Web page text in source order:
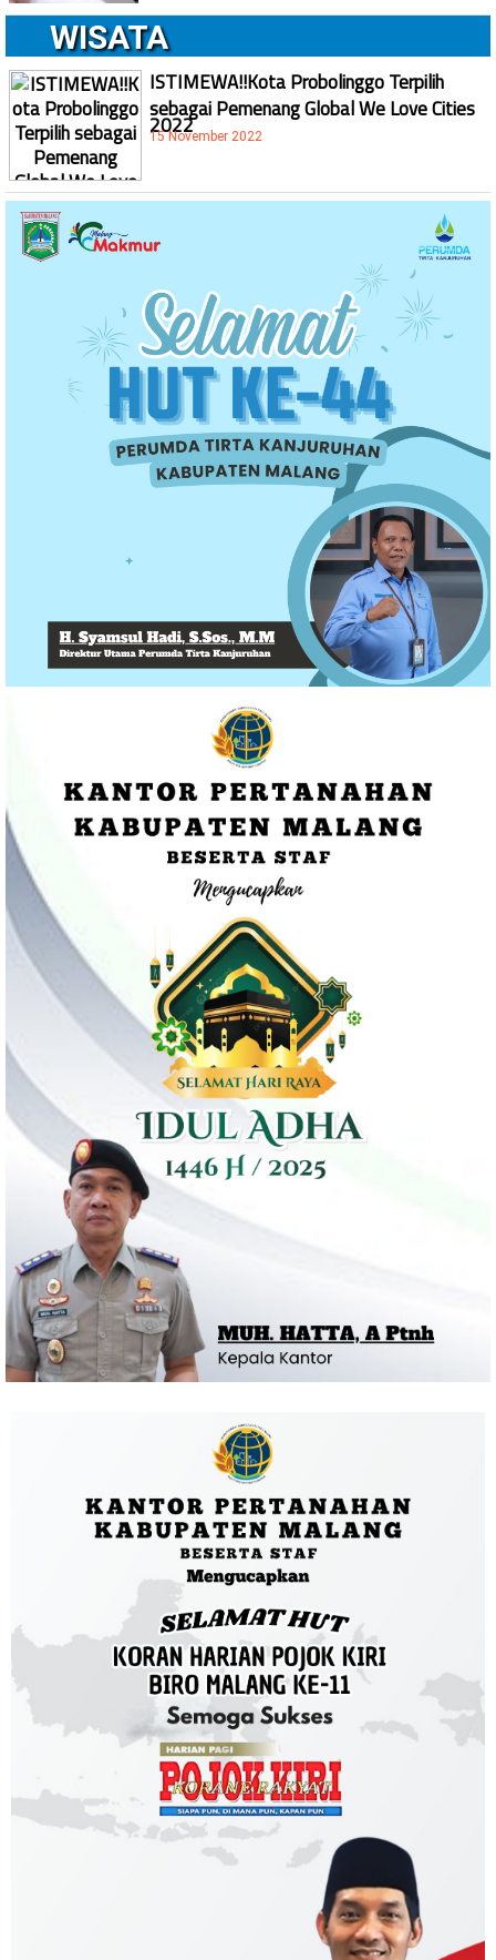
WISATA
ISTIMEWA!!Kota Probolinggo Terpilih
sebagai Pemenang Global We Love Cities
2022
15 November 2022